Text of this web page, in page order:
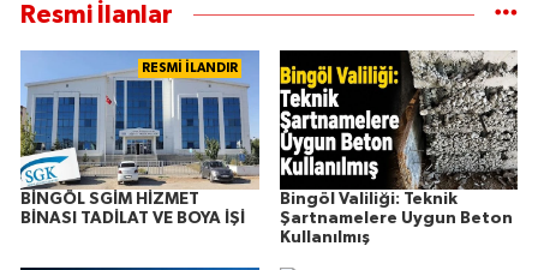
Resmi İlanlar
RESMİ İLANDIR
BİNGÖL SGİM HİZMET
BİNASI TADİLAT VE BOYA İŞİ
Bingöl Valiliği: Teknik
Şartnamelere Uygun Beton
Kullanılmış